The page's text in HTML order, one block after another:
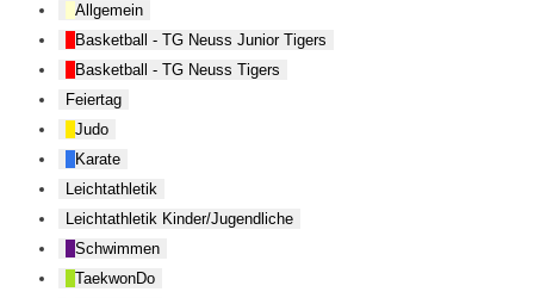
Allgemein
Basketball - TG Neuss Junior Tigers
Basketball - TG Neuss Tigers
Feiertag
Judo
Karate
Leichtathletik
Leichtathletik Kinder/Jugendliche
Schwimmen
TaekwonDo